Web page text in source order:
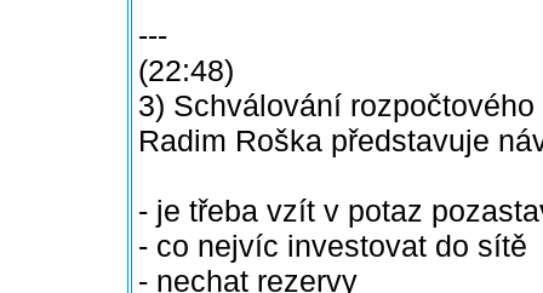
---
(22:48)
3) Schválování rozpočtového
Radim Roška představuje
- je třeba vzít v potaz
- co nejvíc investovat do sítě
- nechat rezervy